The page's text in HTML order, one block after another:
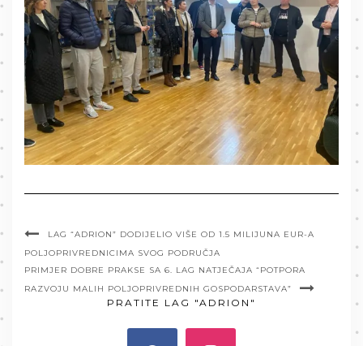
LAG “ADRION” DODIJELIO VIŠE OD 1.5 MILIJUNA EUR-A
POLJOPRIVREDNICIMA SVOG PODRUČJA
PRIMJER DOBRE PRAKSE SA 6. LAG NATJEČAJA “POTPORA
RAZVOJU MALIH POLJOPRIVREDNIH GOSPODARSTAVA”
PRATITE LAG "ADRION"